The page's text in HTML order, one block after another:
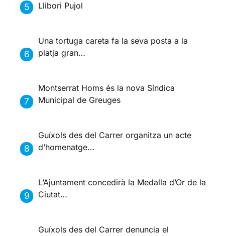
Llibori Pujol
Una tortuga careta fa la seva posta a la
platja gran…
Montserrat Homs és la nova Síndica
Municipal de Greuges
Guíxols des del Carrer organitza un acte
d’homenatge…
L’Ajuntament concedirà la Medalla d’Or de la
Ciutat…
Guíxols des del Carrer denuncia el